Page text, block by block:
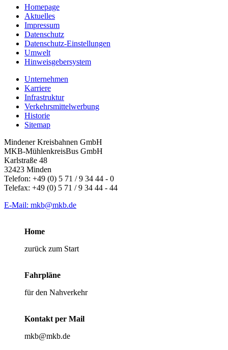
Homepage
Aktuelles
Impressum
Datenschutz
Datenschutz-Einstellungen
Umwelt
Hinweisgebersystem
Unternehmen
Karriere
Infrastruktur
Verkehrsmittelwerbung
Historie
Sitemap
Mindener Kreisbahnen GmbH
MKB-MühlenkreisBus GmbH
Karlstraße 48
32423 Minden
Telefon: +49 (0) 5 71 / 9 34 44 - 0
Telefax: +49 (0) 5 71 / 9 34 44 - 44
E-Mail: mkb@mkb.de
Home
zurück zum Start
Fahrpläne
für den Nahverkehr
Kontakt per Mail
mkb@mkb.de